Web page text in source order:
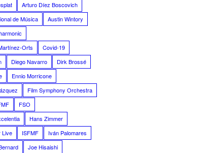
Arturo Díez Boscovich
de Música
Austin Wintory
Orts
Covid-19
Diego Navarro
Dirk Brossé
Ennio Morricone
Film Symphony Orchestra
FSO
Hans Zimmer
Live
ISFMF
Iván Palomares
Joe Hisaishi